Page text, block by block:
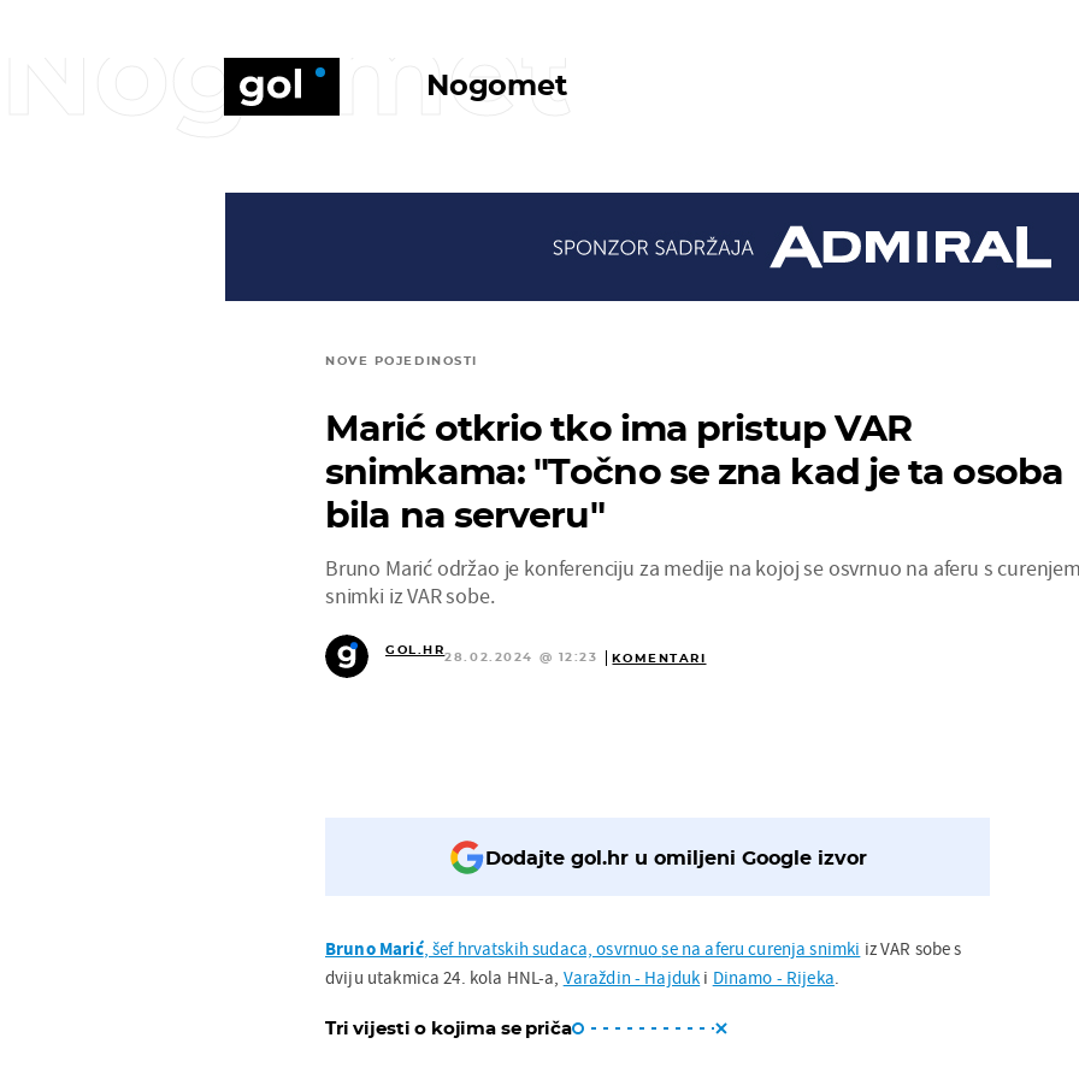
Nogomet
Nogomet
NOVE POJEDINOSTI
Marić otkrio tko ima pristup VAR
snimkama: "Točno se zna kad je ta osoba
bila na serveru"
Bruno Marić održao je konferenciju za medije na kojoj se osvrnuo na aferu s
snimki iz VAR sobe.
GOL.HR
28.02.2024 @ 12:23 KOMENTARI
Dodajte gol.hr u omiljeni Google izvor
Bruno Marić, šef hrvatskih sudaca, osvrnuose na aferu curenja snimki iz VAR sobe s
dviju utakmica 24. kola HNL-a, Varaždin - Hajduk i Dinamo - Rijeka.
Tri vijesti o kojima se priča